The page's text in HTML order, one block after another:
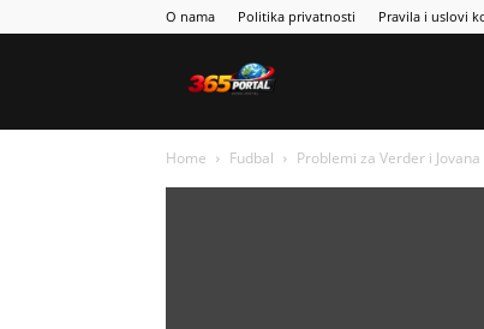
O nama Politika privatnosti Pravila i uslovi
Home Fudbal Problemi za Verder i